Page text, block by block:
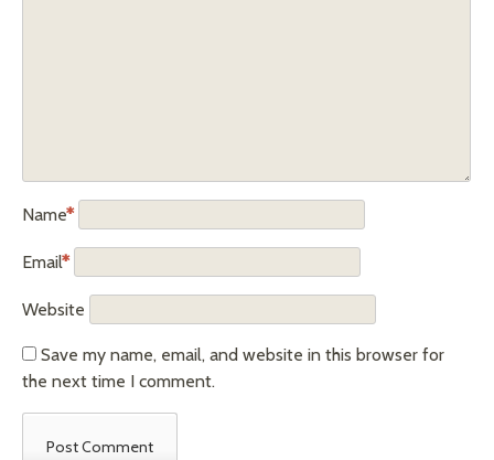
Name*
Email*
Website
Save my name, email, and website in this browser for
the next time I comment.